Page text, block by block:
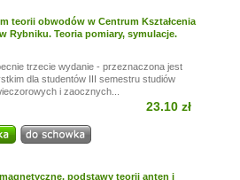
teorii obwodów w Centrum Kształcenia
Rybniku. Teoria pomiary, symulacje.
trzecie wydanie - przeznaczona jest
dla studentów III semestru studiów
i zaocznych...
23.10 zł
podstawy teorii anten i